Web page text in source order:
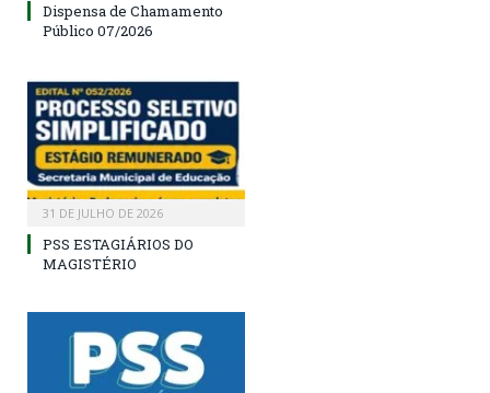
Dispensa de Chamamento
Público 07/2026
31 DE JULHO DE 2026
PSS ESTAGIÁRIOS DO
MAGISTÉRIO